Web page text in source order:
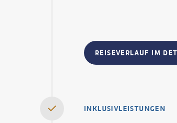
REISEVERLAUF IM
INKLUSIVLEISTUNGEN